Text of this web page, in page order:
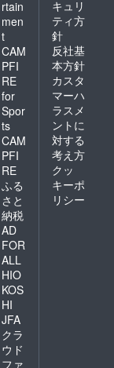
rtain
men
t
CAM
PFI
RE
for
Spor
ts
CAM
PFI
RE
ふる
さと
納税
AD
FOR
ALL
HIO
KOS
HI
JFA
クラ
ウド
ファ
キュリ
ティ方
針
反社基
本方針
カスタ
マーハ
ラスメ
ントに
対する
考え方
クッ
キーポ
リシー